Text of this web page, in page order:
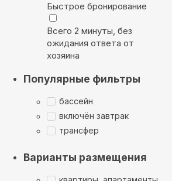
Быстрое бронирование
Всего 2 минуты, без
ожидания ответа от
хозяина
Популярные фильтры
бассейн
включён завтрак
трансфер
Варианты размещения